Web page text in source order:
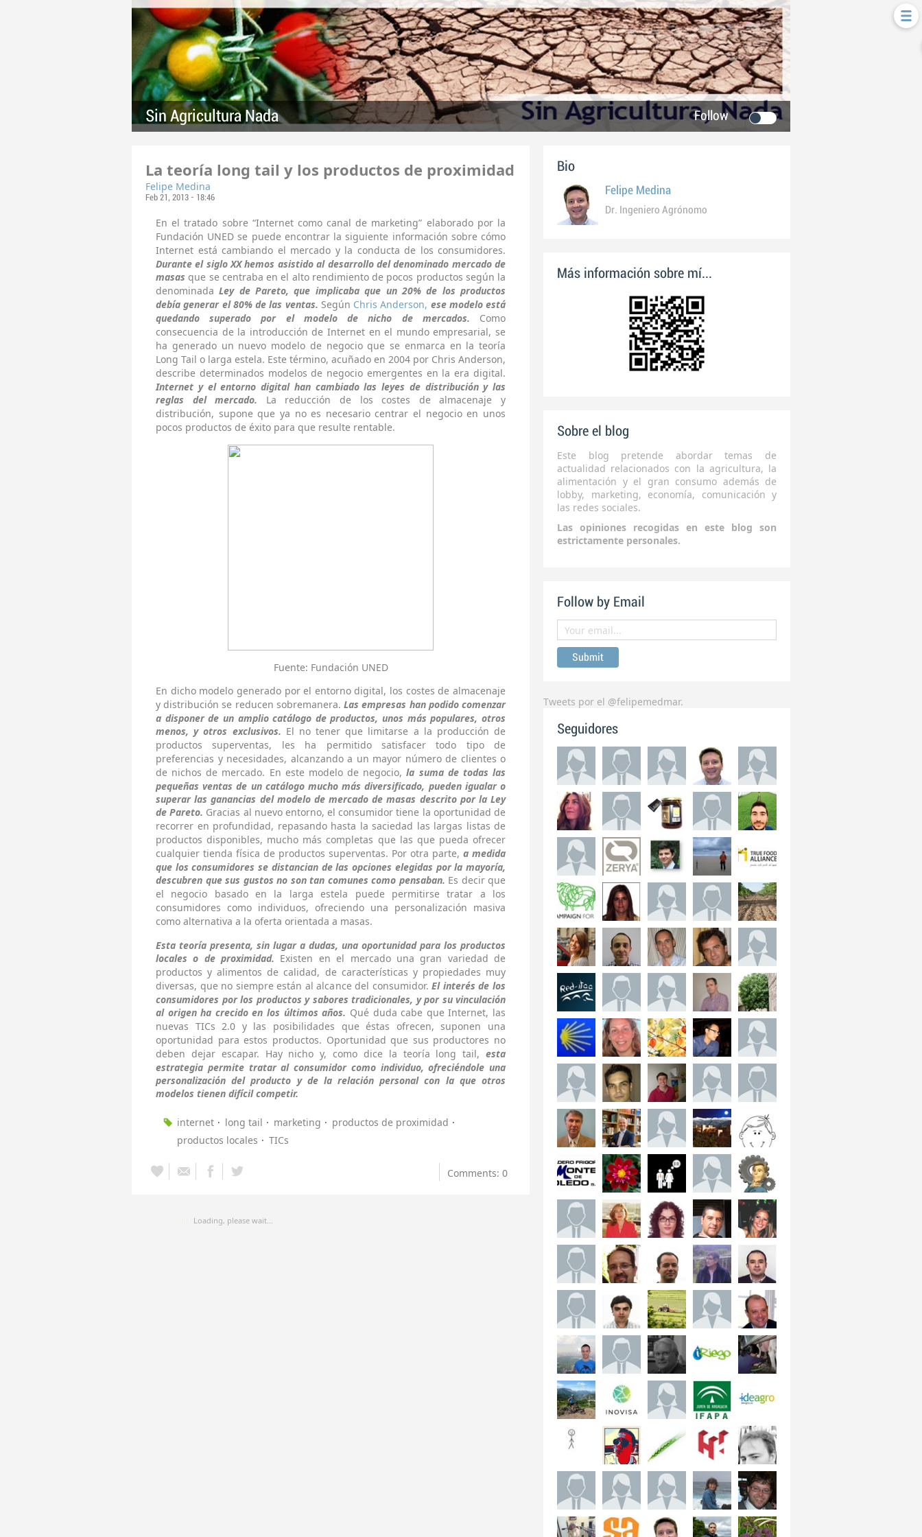
Sin Agricultura Nada Follow
La teoría long tail y los productos de proximidad
Felipe Medina
Feb 21, 2013 - 18:46
En el tratado sobre “Internet como canal de marketing” elaborado por la
Fundación UNED se puede encontrar la siguiente información sobre cómo
Internet está cambiando el mercado y la conducta de los consumidores.
Durante el siglo XX hemos asistido al desarrollo del denominado mercado de
masas que se centraba en el alto rendimiento de pocos productos según la
denominadaLey de Pareto, que implicaba que un 20% de los productos
debía generar el 80% de las ventas. Según Chris Anderson, ese modelo está
quedando superado por el modelo de nicho de mercados. Como
consecuencia de la introducción de Internet en el mundo empresarial, se
ha generado un nuevo modelo de negocio que se enmarca en la teoría
Long Tail o larga estela. Este término, acuñado en 2004 por Chris Anderson,
describe determinados modelos de negocio emergentes en la era digital.
Internet y el entorno digital han cambiado las leyes de distribución y las
reglas del mercado.
La reducción de los costes de almacenaje y
distribución, supone que ya no es necesario centrar el negocio en unos
pocos productos de éxito para que resulte rentable.
Fuente: Fundación UNED
En dicho modelo generado por el entorno digital, los costes de almacenaje
y distribución se reducen sobremanera.Las empresas han podido comenzar
a disponer de un amplio catálogo de productos, unos más populares, otros
menos, y otros exclusivos. El no tener que limitarse a la producción de
productos superventas, les ha permitido satisfacer todo tipo de
preferencias y necesidades, alcanzando a un mayor número de clientes o
de nichos de mercado. En este modelo de negocio,la suma de todas las
pequeñas ventas de un catálogo mucho más diversificado, pueden igualar o
superar las ganancias del modelo de mercado de masas descrito por la Ley
de Pareto. Gracias al nuevo entorno, el consumidor tiene la oportunidad de
recorrer en profundidad, repasando hasta la saciedad las largas listas de
productos disponibles, mucho más completas que las que pueda ofrecer
cualquier tienda física de productos superventas. Por otra parte, a medida
que los consumidores se distancian de las opciones elegidas por la mayoría,
descubren que sus gustos no son tan comunes como pensaban. Es decir que
el negocio basado en la larga estela puede permitirse tratar a los
consumidores como individuos, ofreciendo una personalización masiva
como alternativa a la oferta orientada a masas.
Esta teoría presenta, sin lugar a dudas, una oportunidad para los productos
locales o de proximidad. Existen en el mercado una gran variedad de
productos y alimentos de calidad, de características y propiedades muy
diversas, que no siempre están al alcance del consumidor.El interés de los
consumidores por los productos y sabores tradicionales, y por su vinculación
al origen ha crecido en los últimos años. Qué duda cabe que Internet, las
nuevas TICs 2.0 y las posibilidades que éstas ofrecen, suponen una
oportunidad para estos productos. Oportunidad que sus productores no
deben dejar escapar. Hay nicho y, como dice la teoría long tail, esta
estrategia permite tratar al consumidor como individuo, ofreciéndole una
personalización del producto y de la relación personal con la que otros
modelos tienen difícil competir.
internet long tail marketing
productos de proximidad
productos locales
TICs
Comments: 0
Loading, please wait...
Bio
Felipe Medina
Dr. Ingeniero Agrónomo
Más información sobre mí...
Sobre el blog
Este blog pretende abordar temas de
actualidad relacionados con la agricultura, la
alimentación y el gran consumo además de
lobby, marketing, economía, comunicación y
las redes sociales.
Las opiniones recogidas en este blog son
estrictamente personales.
Follow by Email
Tweets por el @felipemedmar.
Seguidores